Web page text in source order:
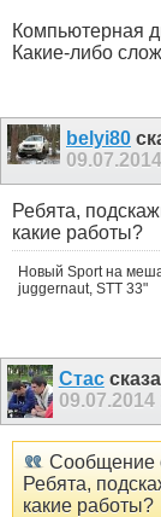
Компьютерная
Какие-либо
belyi80
09.07.2014
Ребята,
какие работы?
Новый Sport на
juggernaut, STT 33"
Стас
09.07.2014
Сообщение
Ребята,
какие работы?